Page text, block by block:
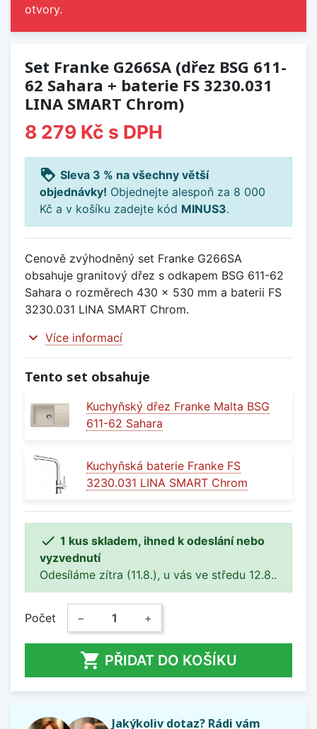
otvory.
Set Franke G266SA (dřez BSG 611-
62 Sahara + baterie FS 3230.031
LINA SMART Chrom)
8 279 Kč s DPH
loyalty Sleva 3 % na všechny větší
objednávky! Objednejte alespoň za 8 000
Kč a v košíku zadejte kód MINUS3.
Cenově zvýhodněný set Franke G266SA
obsahuje granitový dřez s odkapem BSG 611-62
Sahara o rozměrech 430 x 530 mm a baterii FS
3230.031 LINA SMART Chrom.
expand_more Více informací
Tento set obsahuje
Kuchyňský dřez Franke Malta BSG
611-62 Sahara
Kuchyňská baterie Franke FS
3230.031 LINA SMART Chrom
 1 kus skladem, ihned k odeslání nebo
vyzvednutí
Odesíláme zítra (11.8.), u vás ve středu 12.8..
Počet − +
 PŘIDAT DO KOŠÍKU
Jakýkoliv dotaz? Rádi vám